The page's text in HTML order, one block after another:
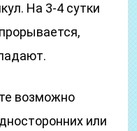
На 3-4 сутки
возможно
или